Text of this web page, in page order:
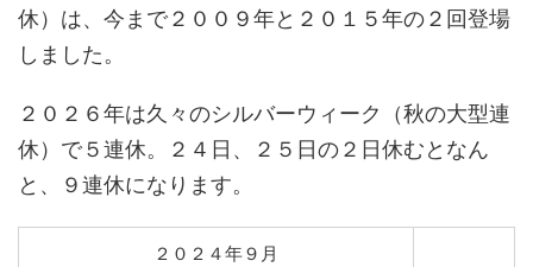
休）は、今まで２００９年と２０１５年の２回登場
しました。
２０２６年は久々のシルバーウィーク（秋の大型連
休）で５連休。２４日、２５日の２日休むとなん
と、９連休になります。
２０２４年９月